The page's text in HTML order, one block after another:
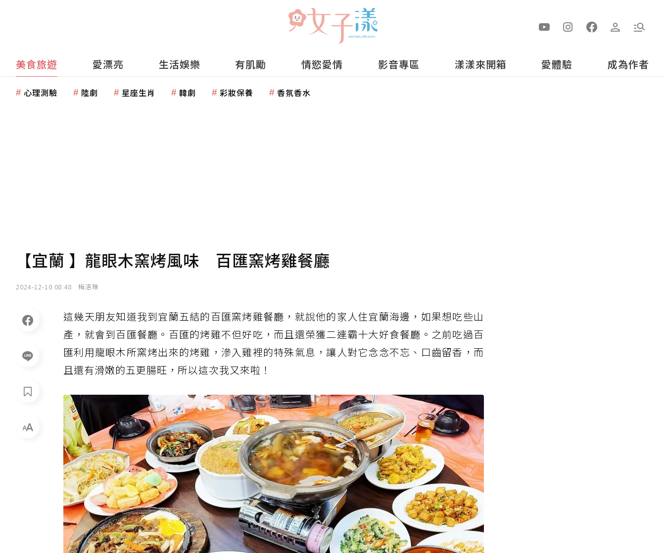
美食旅遊 愛漂亮 生活娛樂 有肌勵 情慾愛情 影音專區 漾漾來開箱 愛體驗 成為作者
心理測驗 陸劇 星座生肖 韓劇 彩妝保養 香氛香水
【宜蘭 】龍眼木窯烤風味 百匯窯烤雞餐廳
2024-12-10 08:48 梅洛琳
這幾天朋友知道我到宜蘭五結的百匯窯烤雞餐廳，就說他的家人住宜蘭海邊，如果想吃些山
產，就會到百匯餐廳。百匯的烤雞不但好吃，而且還榮獲二連霸十大好食餐廳。之前吃過百
匯利用龍眼木所窯烤出來的烤雞，滲入雞裡的特殊氣息，讓人對它念念不忘、口齒留香，而
且還有滑嫩的五更腸旺，所以這次我又來啦！